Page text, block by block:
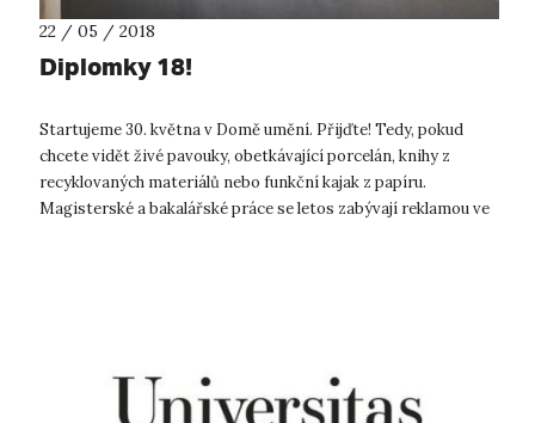
22 / 05 / 2018
Diplomky 18!
Startujeme 30. května v Domě umění. Přijďte! Tedy, pokud
chcete vidět živé pavouky, obetkávající porcelán, knihy z
recyklovaných materiálů nebo funkční kajak z papíru.
Magisterské a bakalářské práce se letos zabývají reklamou ve